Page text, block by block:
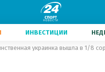
ИНВЕСТИЦИИ
украинка вышла в 1/8